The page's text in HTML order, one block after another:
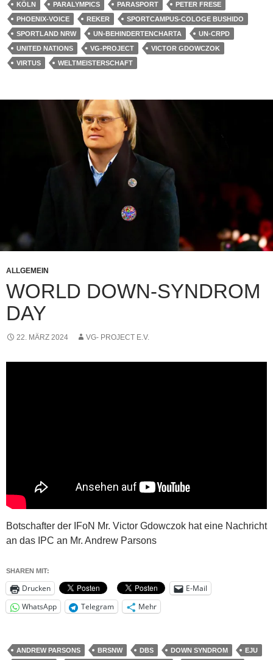
KÖLN
PARALYMPICS PARASPORT
PETER FRESE
PHOENIX-VOICE
REKER
SPORTCAMPUS-COLOGE BUSHIDO
SPORTLAND NRW
UN-BEHINDERTENCHARTA
UN-CRPD
UNITED NATIONS
VG-PROJECT
VICTOR GDOWCZOK
VIRTUS
WELTMEISTERSCHAFT
ALLGEMEIN
WORLD DOWN-SYNDROM
DAY
22. MÄRZ 2024 VG- PROJECT E.V.
Botschafter der IFoN Mr. Victor Gdowczok hat eine Nachricht
an das IPC an Mr. Andrew Parsons
SHAREN MIT:
Drucken
E-Mail
WhatsApp
Telegram Mehr
ANDREW PARSONS BRSNW DBS DOWN SYNDROM
EJU